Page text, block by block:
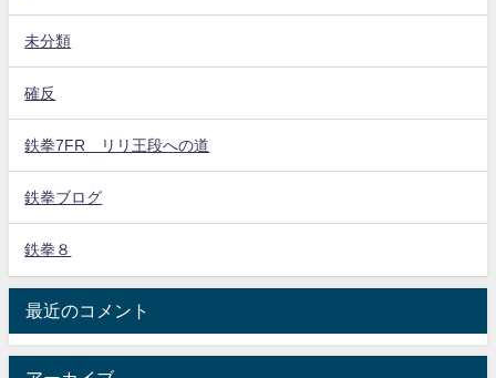
未分類
確反
鉄拳7FR リリ王段への道
鉄拳ブログ
鉄拳８
最近のコメント